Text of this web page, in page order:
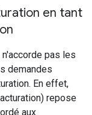
en tant
n'accorde pas les
demandes
En effet,
repose
aux